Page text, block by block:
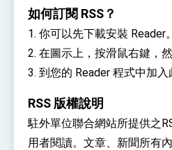
外交部長林佳龍於《
世界 需要台灣，團結
外交部長林佳龍出席
「見證蛻變，分享世
位轉 型迎向下個50年
總統主持「台美經濟
領 下一個世代的繁榮
外交部長林佳龍接受
述印太安全局勢，籲
作
外交部長林佳龍午宴
訪問團
如何訂閱 RSS？
1. 你可以先下載安裝 Reader。
2. 在圖示上，按滑鼠右鍵，
3. 到您的 Reader 程式中加入
RSS 版權說明
駐外單位聯合網站所提供之
用者閱讀。文章、新聞所有